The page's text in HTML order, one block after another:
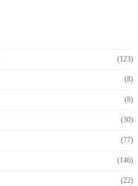
(123)
(8)
(8)
(30)
(77)
(146)
(22)